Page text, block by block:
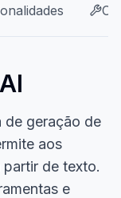
de geração de
aos
de texto.
e